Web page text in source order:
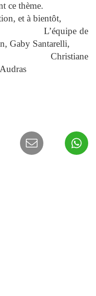
ce thème.
et à bientôt,
L’équipe de
Gaby Santarelli,
Christiane